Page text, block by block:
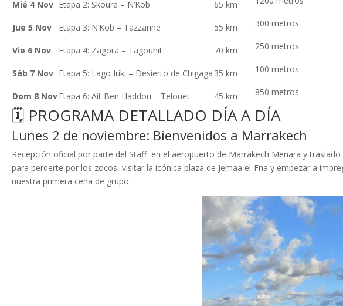
Mié 4 Nov Etapa 2: Skoura – N’Kob 65 km
Jue 5 Nov Etapa 3: N’Kob – Tazzarine 55 km 300 metros
Vie 6 Nov Etapa 4: Zagora – Tagounit 70 km 250 metros
Sáb 7 Nov Etapa 5: Lago Iriki – Desierto de Chigaga 35 km 100 metros
Dom 8 NovEtapa 6: Ait Ben Haddou – Telouet 45 km 850 metros
🗓️ PROGRAMA DETALLADO DÍA A DÍA
Lunes 2 de noviembre: Bienvenidos a Marrakech
Recepción oficial por parte del Staff en el aeropuerto de Marrakech Menara y
para perderte por los zocos, visitar la icónica plaza de Jemaa el-Fna y empezar a
nuestra primera cena de grupo.